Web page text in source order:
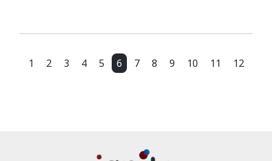
1 2 3 4 5 6 7 8 9 10 11 12